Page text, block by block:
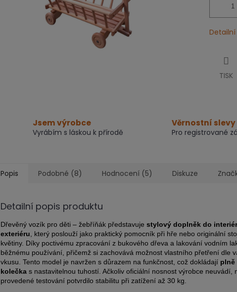
TISK
Jsem výrobce
Vyrábím s láskou k přírodě
Věrnostní slevy
Pro registrované
Popis Podobné (8) Hodnocení (5) Diskuze
Detailní popis produktu
Dřevěný vozík pro děti – žebříňák představuje stylový doplněk do
exteriéru, který poslouží jako praktický pomocník při hře nebo originální
květiny. Díky poctivému zpracování z bukového dřeva a lakování vodním
běžnému používání, přičemž si zachovává možnost vlastního přetření dle
vkusu. Tento model je navržen s důrazem na funkčnost, což dokládají plně
kolečka s nastavitelnou tuhostí. Ačkoliv oficiální nosnost výrobce neuvádí,
provedené testování potvrdilo stabilitu při zatížení až 30 kg.